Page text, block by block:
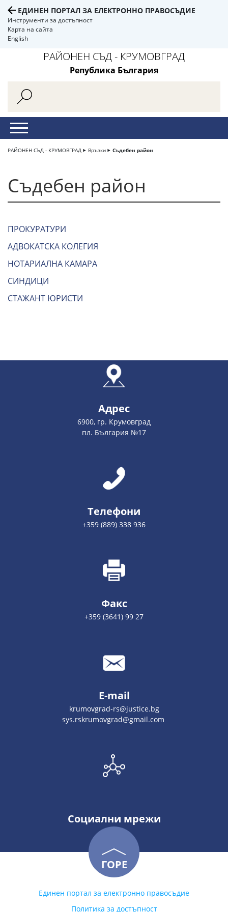
ЕДИНЕН ПОРТАЛ ЗА ЕЛЕКТРОННО ПРАВОСЪДИЕ
Инструменти за достъпност
Карта на сайта
English
РАЙОНЕН СЪД - КРУМОВГРАД
Република България
РАЙОНЕН СЪД - КРУМОВГРАД Връзки Съдебен район
Съдебен район
ПРОКУРАТУРИ
АДВОКАТСКА КОЛЕГИЯ
НОТАРИАЛНА КАМАРА
СИНДИЦИ
СТАЖАНТ ЮРИСТИ
Адрес
6900, гр. Крумовград
пл. България №17
Телефони
+359 (889) 338 936
Факс
+359 (3641) 99 27
E-mail
krumovgrad-rs@justice.bg
sys.rskrumovgrad@gmail.com
Социални мрежи
ГОРЕ
Единен портал за електронно правосъдие
Политика за достъпност